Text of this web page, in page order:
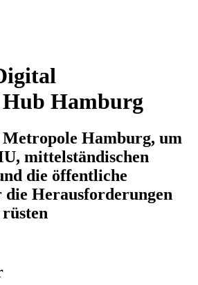
Hamburg
Hamburg, um
mittelständischen
die öffentliche
Herausforderungen